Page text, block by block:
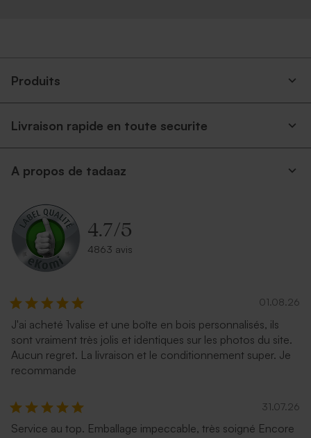
Produits
Livraison rapide en toute securite
A propos de tadaaz
4.7/5
4863 avis
01.08.26
J'ai acheté 1valise et une boîte en bois personnalisés, ils
sont vraiment très jolis et identiques sur les photos du site.
Aucun regret. La livraison et le conditionnement super. Je
recommande
31.07.26
Service au top. Emballage impeccable, très soigné Encore